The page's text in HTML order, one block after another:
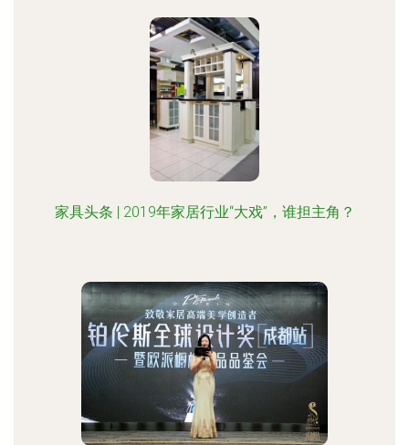
家具头条 | 2019年家居行业“大戏”，谁担主角？